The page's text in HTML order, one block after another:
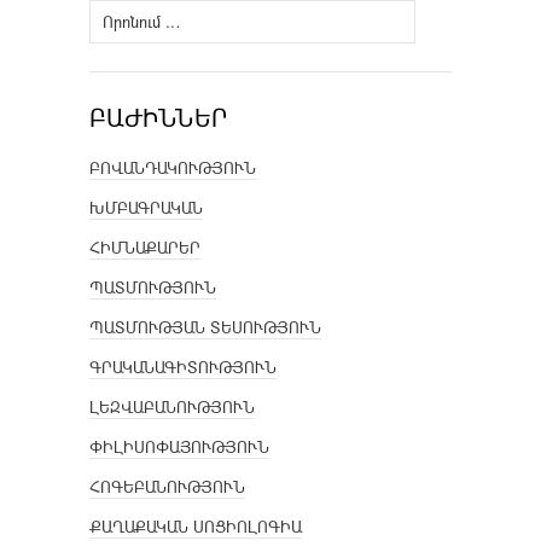
Որոնել՝
ԲԱԺԻՆՆԵՐ
ԲՈՎԱՆԴԱԿՈՒԹՅՈՒՆ
ԽՄԲԱԳՐԱԿԱՆ
ՀԻՄՆԱՔԱՐԵՐ
ՊԱՏՄՈՒԹՅՈՒՆ
ՊԱՏՄՈՒԹՅԱՆ ՏԵՍՈՒԹՅՈՒՆ
ԳՐԱԿԱՆԱԳԻՏՈՒԹՅՈՒՆ
ԼԵԶՎԱԲԱՆՈՒԹՅՈՒՆ
ՓԻԼԻՍՈՓԱՅՈՒԹՅՈՒՆ
ՀՈԳԵԲԱՆՈՒԹՅՈՒՆ
ՔԱՂԱՔԱԿԱՆ ՍՈՑԻՈԼՈԳԻԱ